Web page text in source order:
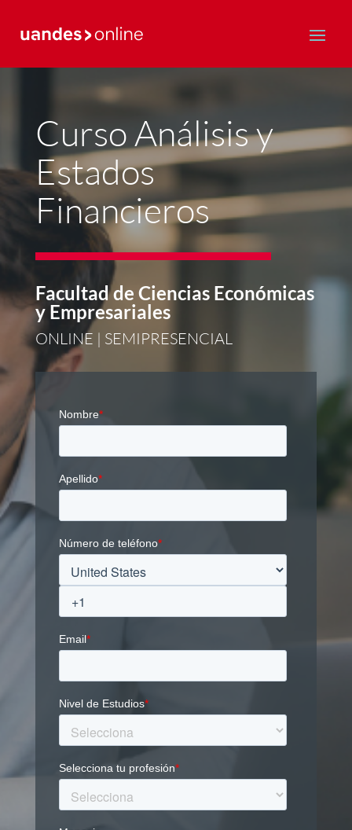
Postgrado y Educación Continua
Curso Análisis y
Estados
Financieros
Facultad de Ciencias Económicas
y Empresariales
ONLINE | SEMIPRESENCIAL